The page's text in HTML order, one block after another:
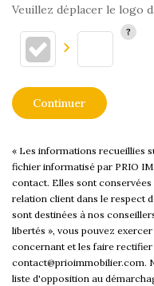
Veuillez déplacer le logo
Continuer
« Les informations recueillies
fichier informatisé par PRIO
contact. Elles sont
relation client dans le respect
sont destinées à nos
libertés », vous pouvez
concernant et les faire
contact@prioimmobilier.com.
liste d'opposition au